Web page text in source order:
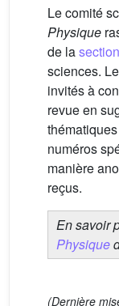
Le comité
Physique
de la
sciences.
invités à
revue en
numéros
manière
reçus.
En savoir
Physique
(Dernière